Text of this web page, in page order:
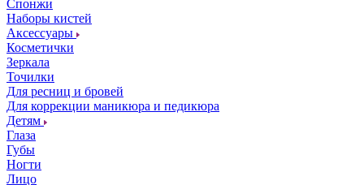
Спонжи
Наборы кистей
Аксессуары
Косметички
Зеркала
Точилки
Для ресниц и бровей
Для коррекции маникюра и педикюра
Детям
Глаза
Губы
Ногти
Лицо